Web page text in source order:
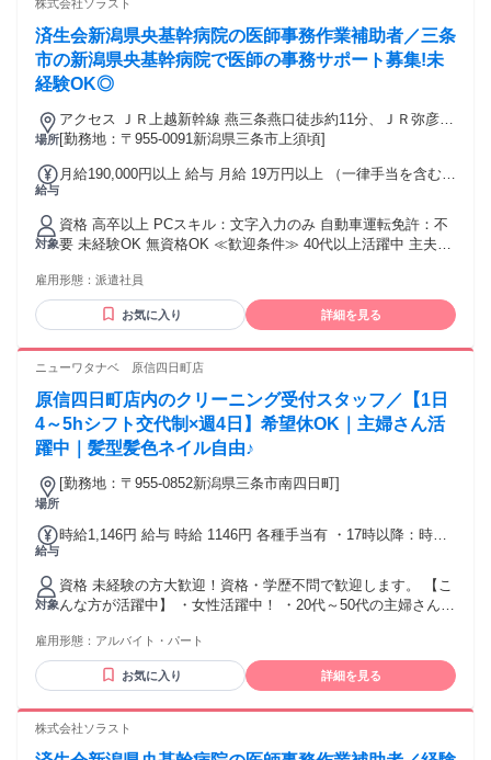
株式会社ソラスト
済生会新潟県央基幹病院の医師事務作業補助者／三条
市の新潟県央基幹病院で医師の事務サポート募集!未
経験OK◎
場所
アクセス ＪＲ上越新幹線 燕三条燕口徒歩約11分、ＪＲ弥彦線
燕三条燕口徒歩約11分、ＪＲ弥彦線 北三条南口徒歩約33分
[勤務地：〒955-0091新潟県三条市上須頃]
給与
月給190,000円以上 給与 月給 19万円以上 （一律手当を含む）
対象
資格 高卒以上 PCスキル：文字入力のみ 自動車運転免許：不
要 未経験OK 無資格OK ≪歓迎条件≫ 40代以上活躍中 主夫・
キル不要 無資格OK 経験者優遇 女性が活躍 社内公募対象求人
フリーターOK 男性活躍中 副業OK 未経験OK
雇用形態： 派遣社員
お気に入り 詳細を見る
ニューワタナベ 原信四日町店
原信四日町店内のクリーニング受付スタッフ／【1日
4～5hシフト交代制×週4日】希望休OK｜主婦さん活
躍中｜髪型髪色ネイル自由♪
場所
[勤務地：〒955-0852新潟県三条市南四日町]
給与
時給1,146円 給与 時給 1146円 各種手当有 ・17時以降：時給
通費支給 ■交通費規定支給（片道2km以上から支給、上限
10,000円/月） ■車通勤OK ■駐車場あり（月1,000円自己負
担）
対象
資格 未経験の方大歓迎！資格・学歴不問で歓迎します。 【こ
んな方が活躍中】 ・女性活躍中！ ・20代～50代の主婦さんが
事は多くありません。 重いものを持ったり、店舗内を動き回
ったり という作業はありませんので、ご安心を！ ※受付スタ
ッフの女性比率＝100％！
雇用形態： アルバイト・パート
お気に入り 詳細を見る
株式会社ソラスト